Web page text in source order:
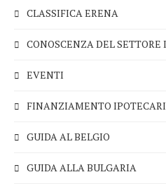
CLASSIFICA ERENA
CONOSCENZA DEL
EVENTI
FINANZIAMENTO
GUIDA AL BELGIO
GUIDA ALLA BULGARIA